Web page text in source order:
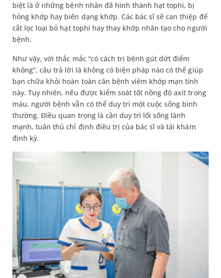
biệt là ở những bệnh nhân đã hình thành hạt tophi, bị
hỏng khớp hay biến dạng khớp. Các bác sĩ sẽ can thiệp để
cắt lọc loại bỏ hạt tophi hay thay khớp nhân tạo cho người
bệnh.
Như vậy, với thắc mắc “có cách trị bệnh gút dứt điểm
không”, câu trả lời là không có biện pháp nào có thể giúp
bạn chữa khỏi hoàn toàn căn bệnh viêm khớp mạn tính
này. Tuy nhiên, nếu được kiểm soát tốt nồng độ axit trong
máu, người bệnh vẫn có thể duy trì một cuộc sống bình
thường. Điều quan trọng là cần duy trì lối sống lành
mạnh, tuân thủ chỉ định điều trị của bác sĩ và tái khám
định kỳ.